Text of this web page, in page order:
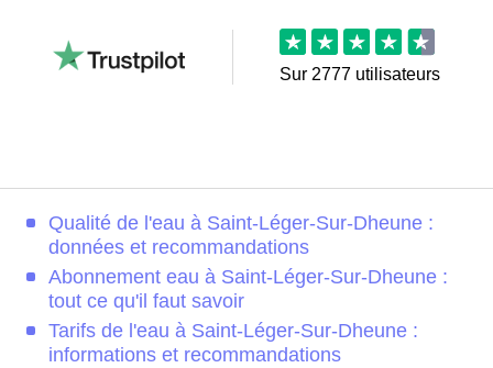
Sur 2777 utilisateurs
Qualité de l'eau à Saint-Léger-Sur-Dheune :
données et recommandations
Abonnement eau à Saint-Léger-Sur-Dheune :
tout ce qu'il faut savoir
Tarifs de l'eau à Saint-Léger-Sur-Dheune :
informations et recommandations